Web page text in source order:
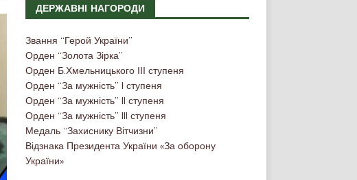
ДЕРЖАВНІ НАГОРОДИ
Звання “Герой України”
Орден “Золота Зірка”
Орден Б.Хмельницького ІІІ ступеня
Орден “За мужність” I ступеня
Орден “За мужність” II ступеня
Орден “За мужність” III ступеня
Медаль “Захиснику Вітчизни”
Відзнака Президента України «За оборону
України»